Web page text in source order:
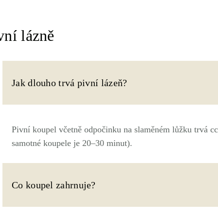
lázně
Jak dlouho trvá pivní lázeň?
Pivní koupel včetně odpočinku na slaměném lůžku trvá
samotné koupele je 20–30 minut).
Co koupel zahrnuje?